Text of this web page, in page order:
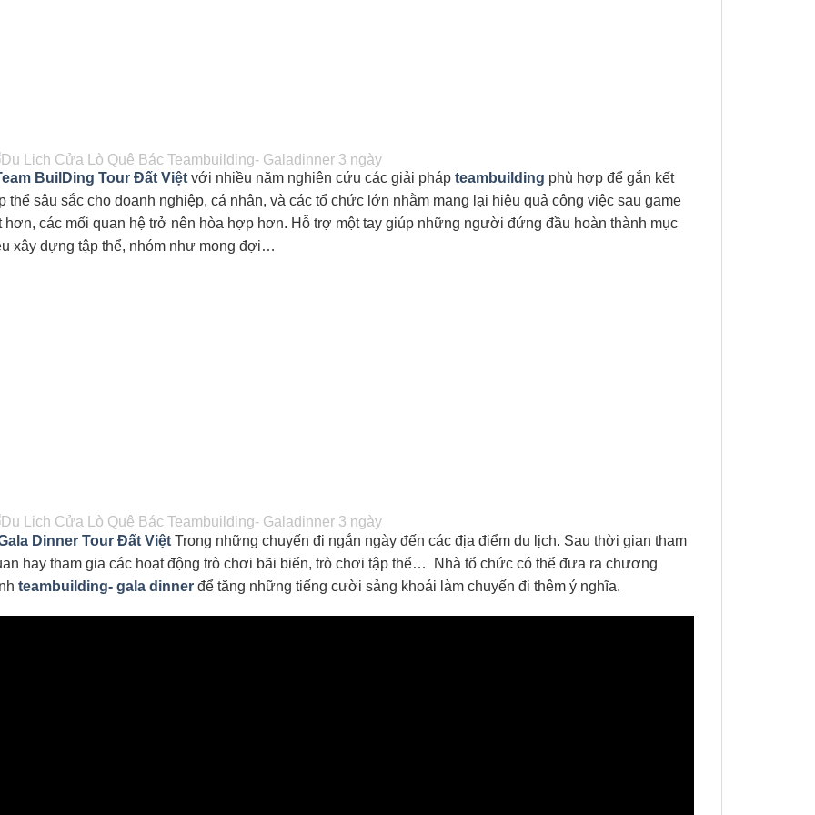
BuilDing Tour Đất Việt với nhiều năm nghiên cứu các giải pháp teambuilding phù hợp để gắn kết
thể sâu sắc cho doanh nghiệp, cá nhân, và các tổ chức lớn nhằm mang lại hiệu quả công việc sau game
hơn, các mối quan hệ trở nên hòa hợp hơn. Hỗ trợ một tay giúp những người đứng đầu hoàn thành mục
xây dựng tập thể, nhóm như mong đợi…
Dinner Tour Đất Việt Trong những chuyến đi ngắn ngày đến các địa điểm du lịch. Sau thời gian tham
hay tham gia các hoạt động trò chơi bãi biển, trò chơi tập thể… Nhà tổ chức có thể đưa ra chương
teambuilding- gala dinner để tăng những tiếng cười sảng khoái làm chuyến đi thêm ý nghĩa.